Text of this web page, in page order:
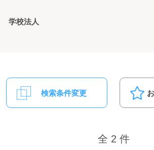
学校法人
検索条件変更
全 2 件